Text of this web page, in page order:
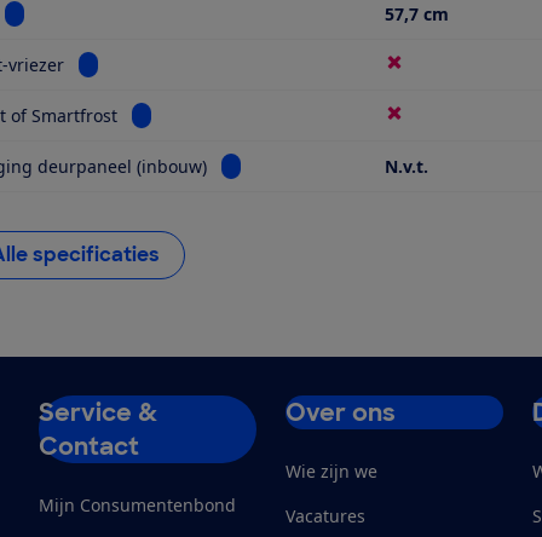
Bekijk informatie voor Diepte 57,7 cm
vriezer Bekijk informatie voor No frost-vriezer
of Smartfrost Bekijk informatie voor Lowfrost of Smartfrost
deurpaneel (inbouw) Bekijk informatie voor Bevestiging
N.v.t.
specificaties
Service &
Contact
Mijn Consumentenbond
Over ons
Wie zijn we
Vacatures